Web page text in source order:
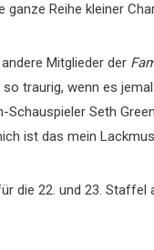
ganze Reihe kleiner
Mitglieder der
traurig, wenn es
Schauspieler Seth
ist das mein
die 22. und 23. Staffel